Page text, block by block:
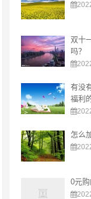
双十
吗？
有没
福利
怎么
0元购